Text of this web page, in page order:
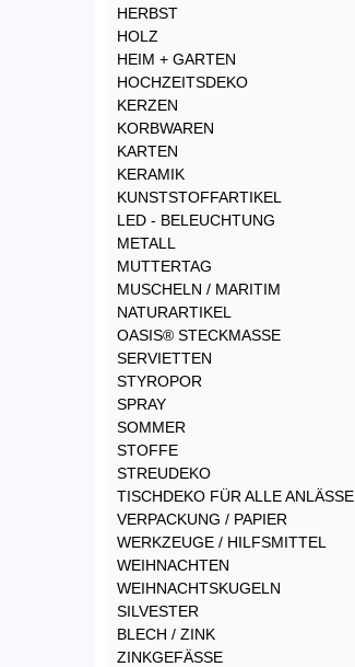
HERBST
HOLZ
HEIM + GARTEN
HOCHZEITSDEKO
KERZEN
KORBWAREN
KARTEN
KERAMIK
KUNSTSTOFFARTIKEL
LED - BELEUCHTUNG
METALL
MUTTERTAG
MUSCHELN / MARITIM
NATURARTIKEL
OASIS® STECKMASSE
SERVIETTEN
STYROPOR
SPRAY
SOMMER
STOFFE
STREUDEKO
TISCHDEKO FÜR ALLE ANLÄSSE
VERPACKUNG / PAPIER
WERKZEUGE / HILFSMITTEL
WEIHNACHTEN
WEIHNACHTSKUGELN
SILVESTER
BLECH / ZINK
ZINKGEFÄSSE